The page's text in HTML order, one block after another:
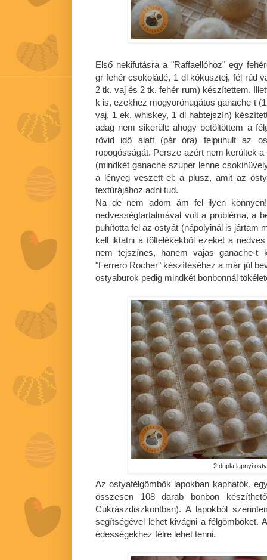
Első nekifutásra a "Raffaellóhoz" egy
gr fehér csokoládé, 1 dl kókusztej, fél rúd
2 tk. vaj és 2 tk. fehér rum) készítettem.
k is, ezekhez mogyorónugátos ganache-t
vaj, 1 ek. whiskey, 1 dl habtejszín)
adag nem sikerült: ahogy betöltöttem a
rövid idő alatt (pár óra) felpuhult az
ropogósságát. Persze azért nem kerültek
(mindkét ganache szuper lenne
a lényeg veszett el: a plusz, amit az
textúrájához adni tud.
Na de nem adom ám fel ilyen
nedvességtartalmával volt a probléma, a
puhította fel az ostyát (nápolyinál is jártam
kell iktatni a töltelékekből ezeket a
nem tejszínes, hanem vajas ganache-t
"Ferrero Rocher" készítéséhez a már jól
ostyaburok pedig mindkét bonbonnál
2 dupla lapnyi
Az ostyafélgömbök lapokban kaphatók,
összesen 108 darab bonbon
Cukrászdiszkontban). A lapokból
segítségével lehet kivágni a félgömböket.
édességekhez félre lehet tenni.